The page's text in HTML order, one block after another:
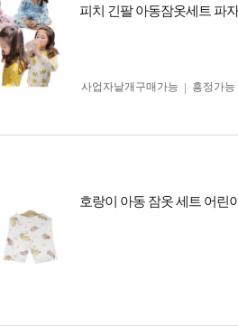
피치 긴팔 아동잠옷세트 파
사업자 낱개구매가능 흥정가능
호랑이 아동 잠옷 세트 어린